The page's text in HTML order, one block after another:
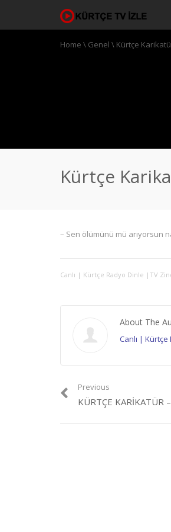
Home \ Genel \ Kürtçe
Kürtçe
– Sen ölümünü mü arıyorsun
Canlı | Kürtçe Radyo Dinle |TV
About The
Canlı |
Previous
KÜRTÇE KARIKATÜR